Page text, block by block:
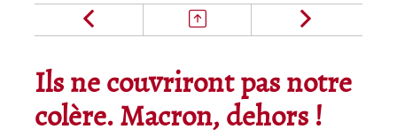
Ils ne couvriront pas notre
colère. Macron, dehors !